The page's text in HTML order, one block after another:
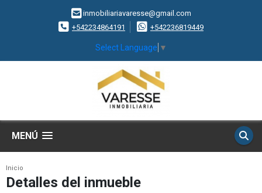
inmobiliariavaresse@gmail.com
+542234864191
+542236819449
Select Language ▼
MENÚ
Inicio
Detalles del inmueble